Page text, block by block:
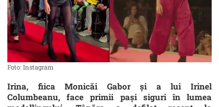
Foto: Instagram
Irina, fiica Monicăi Gabor și a lui Irinel
Columbeanu, face primii pași siguri în lumea